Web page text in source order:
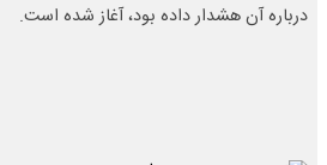
درباره آن هشدار داده بود، آغاز شده است.